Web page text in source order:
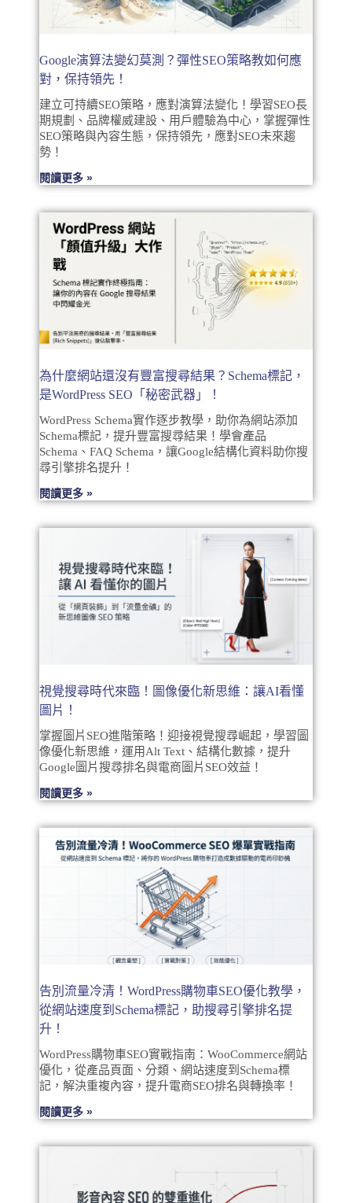
Google演算法變幻莫測？彈性SEO策略教如何應
對，保持領先！
建立可持續SEO策略，應對演算法變化！學習SEO長
期規劃、品牌權威建設、用戶體驗為中心，掌握彈性
SEO策略與內容生態，保持領先，應對SEO未來趨
勢！
閱讀更多 »
為什麼網站還沒有豐富搜尋結果？Schema標記，
是WordPress SEO「秘密武器」！
WordPress Schema實作逐步教學，助你為網站添加
Schema標記，提升豐富搜尋結果！學會產品
Schema、FAQ Schema，讓Google結構化資料助你搜
尋引擎排名提升！
閱讀更多 »
視覺搜尋時代來臨！圖像優化新思維：讓AI看懂
圖片！
掌握圖片SEO進階策略！迎接視覺搜尋崛起，學習圖
像優化新思維，運用Alt Text、結構化數據，提升
Google圖片搜尋排名與電商圖片SEO效益！
閱讀更多 »
告別流量冷清！WordPress購物車SEO優化教學，
從網站速度到Schema標記，助搜尋引擎排名提
升！
WordPress購物車SEO實戰指南：WooCommerce網站
優化，從產品頁面、分類、網站速度到Schema標
記，解決重複內容，提升電商SEO排名與轉換率！
閱讀更多 »